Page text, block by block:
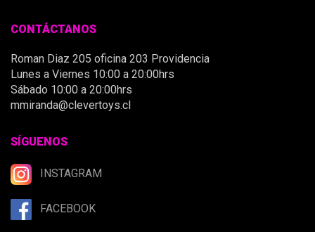
CONTÁCTANOS
Roman Diaz 205 oficina 203 Providencia
Lunes a Viernes 10:00 a 20:00hrs
Sábado 10:00 a 20:00hrs
mmiranda@clevertoys.cl
SÍGUENOS
INSTAGRAM
FACEBOOK